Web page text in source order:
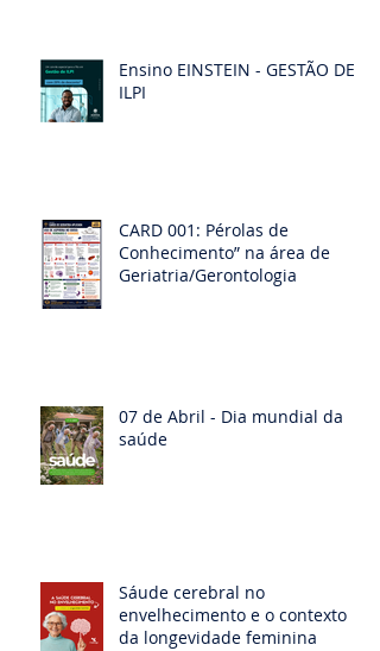
Ensino EINSTEIN - GESTÃO DE
ILPI
CARD 001: Pérolas de
Conhecimento” na área de
Geriatria/Gerontologia
07 de Abril - Dia mundial da
saúde
Sáude cerebral no
envelhecimento e o contexto
da longevidade feminina